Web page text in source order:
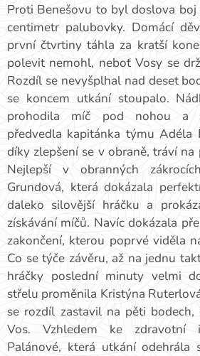
Proti Benešovu to byl doslova
centimetr palubovky. Domácí
první čtvrtiny táhla za kratší
polevit nemohl, neboť Vosy se
Rozdíl se nevyšplhal nad deset
se koncem utkání stoupalo.
prohodila míč pod nohou a
předvedla kapitánka týmu Adéla
díky zlepšení se v obraně, tráví na
Nejlepší v obranných
Grundová, která dokázala
daleko silovější hráčku a
získávání míčů. Navíc dokázala
zakončení, kterou poprvé viděla
Co se týče závěru, až na jednu
hráčky poslední minuty velmi
střelu proměnila Kristýna
se rozdíl zastavil na pěti bodech,
Vos. Vzhledem ke zdravotní
Palánové, která utkání